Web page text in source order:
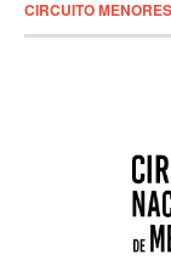
CIRCUITO MENORES